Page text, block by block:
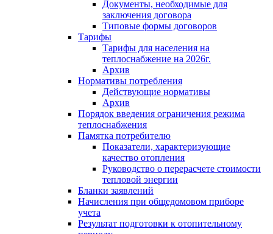
Документы, необходимые для
заключения договора
Типовые формы договоров
Тарифы
Тарифы для населения на
теплоснабжение на 2026г.
Архив
Нормативы потребления
Действующие нормативы
Архив
Порядок введения ограничения режима
теплоснабжения
Памятка потребителю
Показатели, характеризующие
качество отопления
Руководство о перерасчете стоимости
тепловой энергии
Бланки заявлений
Начисления при общедомовом приборе
учета
Результат подготовки к отопительному